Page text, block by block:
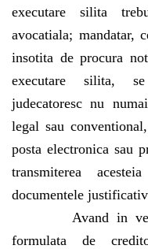
executare silita
avocatiala; mandatar,
insotita de procura
executare silita,
judecatoresc nu
legal sau
posta electronica sau
transmiterea
documentele
Avand in vedere
formulata de